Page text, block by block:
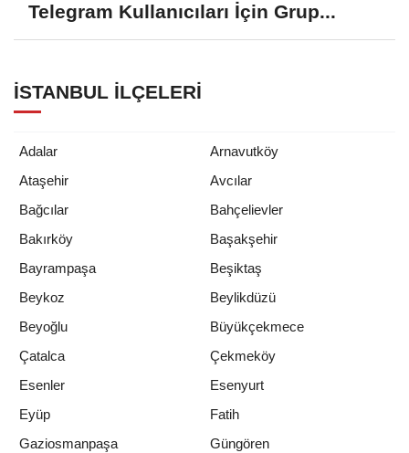
Telegram Kullanıcıları İçin Grup...
İSTANBUL İLÇELERI
Adalar
Arnavutköy
Ataşehir
Avcılar
Bağcılar
Bahçelievler
Bakırköy
Başakşehir
Bayrampaşa
Beşiktaş
Beykoz
Beylikdüzü
Beyoğlu
Büyükçekmece
Çatalca
Çekmeköy
Esenler
Esenyurt
Eyüp
Fatih
Gaziosmanpaşa
Güngören